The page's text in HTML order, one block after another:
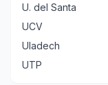
U. del Santa
UCV
Uladech
UTP